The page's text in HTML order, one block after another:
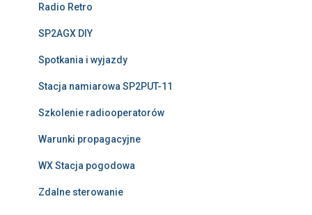
Radio Retro
SP2AGX DIY
Spotkania i wyjazdy
Stacja namiarowa SP2PUT-11
Szkolenie radiooperatorów
Warunki propagacyjne
WX Stacja pogodowa
Zdalne sterowanie